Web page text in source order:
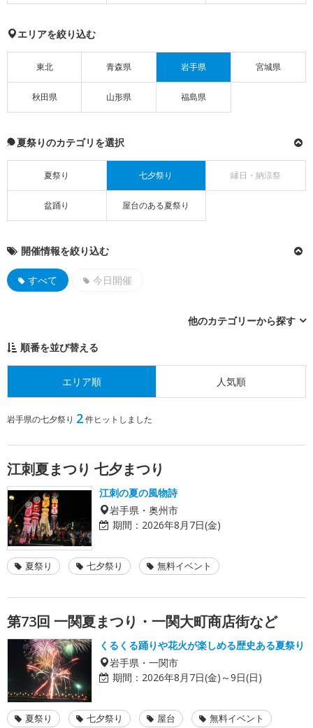
エリアを絞り込む
東北 青森県 岩手県 宮城県
秋田県 山形県 福島県
夏祭りのカテゴリを選択
夏祭り 七夕祭り 縁日・納涼祭
盆踊り 屋台のある夏祭り
開催情報を絞り込む
すべて 今日開催
他のカテゴリーから探す
順番を並び替える
エリア順 人気順
岩手県の七夕祭り 2件ヒットしました
江刺夏まつり 七夕まつり
江刺の夏の風物詩
岩手県・奥州市
期間： 2026年8月7日(金)
夏祭り 七夕祭り 無料イベント
第73回 一関夏まつり・一関大町商店街など
くるくる踊りや花火が楽しめる歴史ある夏祭り
岩手県・一関市
期間： 2026年8月7日(金)～9日(日)
夏祭り 七夕祭り 屋台 無料イベント